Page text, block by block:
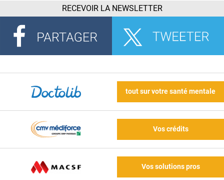
RECEVOIR LA NEWSLETTER
tout sur votre santé mentale
Vos crédits
Vos solutions pros